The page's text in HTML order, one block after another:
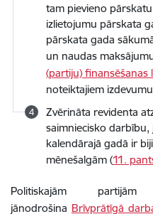
tam pievieno
izlietojumu pārskata
pārskata gada
un naudas
(partiju) finansēšanas
noteiktajiem
Zvērināta revidenta
saimniecisko
kalendārajā gadā ir
mēnešalgām (11.
Politiskajām
jānodrošina Brīvprātīgā